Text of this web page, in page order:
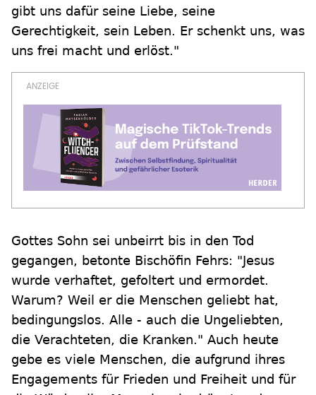
gibt uns dafür seine Liebe, seine
Gerechtigkeit, sein Leben. Er schenkt uns, was
uns frei macht und erlöst."
Gottes Sohn sei unbeirrt bis in den Tod
gegangen, betonte Bischöfin Fehrs: "Jesus
wurde verhaftet, gefoltert und ermordet.
Warum? Weil er die Menschen geliebt hat,
bedingungslos. Alle - auch die Ungeliebten,
die Verachteten, die Kranken." Auch heute
gebe es viele Menschen, die aufgrund ihres
Engagements für Frieden und Freiheit und für